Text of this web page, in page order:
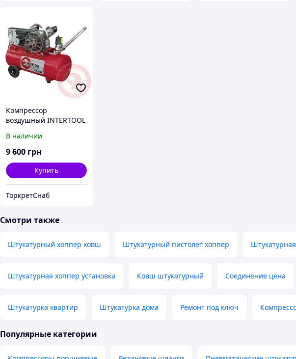
Компрессор
воздушный INTERTOOL
В наличии
9 600 грн
Купить
ТоркретСнаб
Смотри также
Штукатурный хоппер ковш Штукатурный пистолет хоппер
Штукатурная хоппер установка Ковш штукатурный Соединение цена
Штукатурка квартир Штукатурка дома Ремонт под ключ
Популярные категории